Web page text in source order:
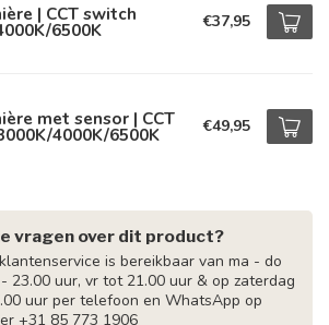
| CCT switch
6500K €37,95
met sensor | CCT
4000K/6500K €49,95
vragen over dit product?
is bereikbaar van ma - do
23.00 uur, vr tot 21.00 uur & op zaterdag
uur per telefoon en WhatsApp op
+31 85 773 1906